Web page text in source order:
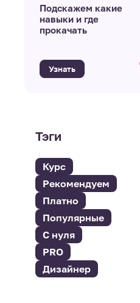
Подскажем какие
навыки и где
прокачать
Узнать
Тэги
Курс
Рекомендуем
Платно
Популярные
С нуля
PRO
Дизайнер